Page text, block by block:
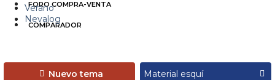
Verano
Nevalog
FORO COMPRA-VENTA
COMPARADOR
Nuevo tema